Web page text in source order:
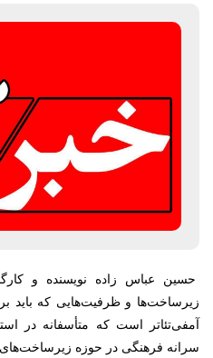
حسین عباس زاده نویسنده و
زیرساخت‌ها و ظرفیت‌هایی که باید
آمفی‌تئاتر است که متأسفانه در
سرانه فرهنگی در حوزه